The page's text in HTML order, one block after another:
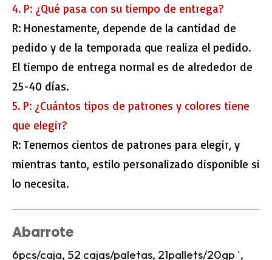
4. P: ¿Qué pasa con su tiempo de entrega?
R: Honestamente, depende de la cantidad de
pedido y de la temporada que realiza el pedido.
El tiempo de entrega normal es de alrededor de
25-40 días.
5. P: ¿Cuántos tipos de patrones y colores tiene
que elegir?
R: Tenemos cientos de patrones para elegir, y
mientras tanto, estilo personalizado disponible si
lo necesita.
Abarrote
6pcs/caja, 52 cajas/paletas, 21pallets/20gp ',